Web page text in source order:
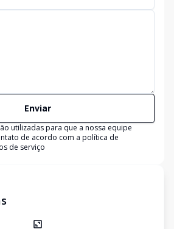
Enviar
utilizadas para que a nossa equipe
de acordo com a política de
de serviço